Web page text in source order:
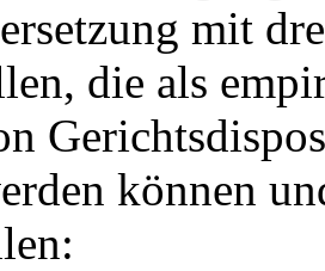
mit
die als
können